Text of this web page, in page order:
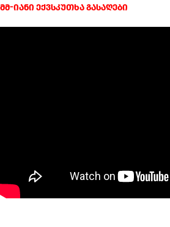
მმ-იანი ექვსკუთხა გასაღები